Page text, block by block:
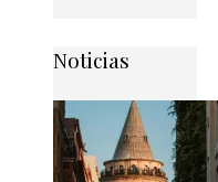
Noticias